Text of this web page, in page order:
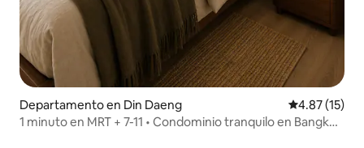
Departamento en Din Daeng Calificación
4.87 (15)
1 minuto en MRT + 7-11 • Condominio tranquilo en Bangkok